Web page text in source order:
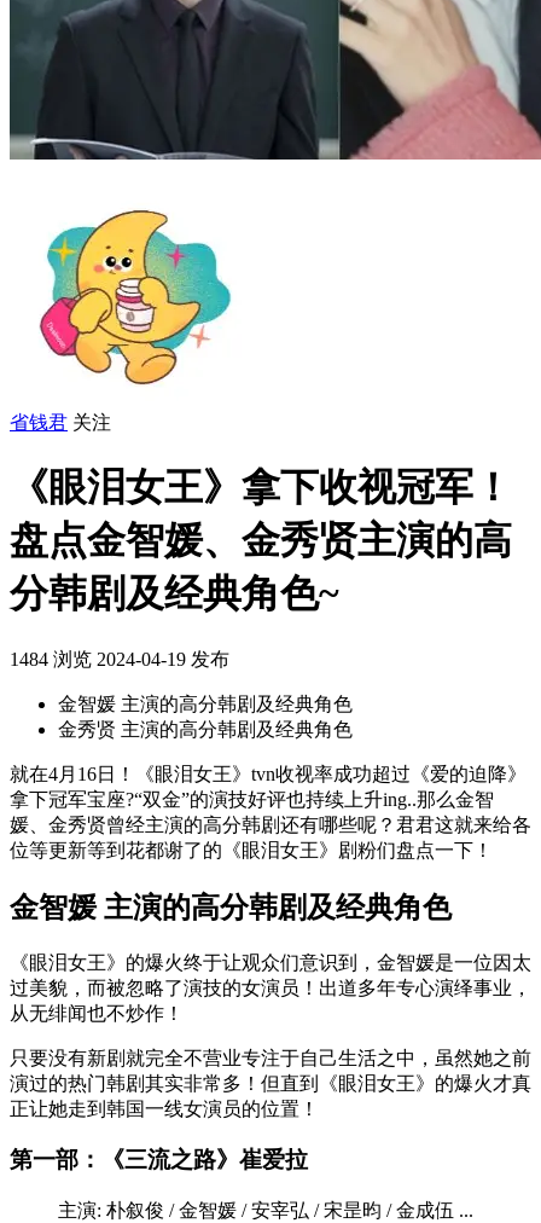
省钱君 关注
《眼泪女王》拿下收视冠军！
盘点金智媛、金秀贤主演的高
分韩剧及经典角色~
1484 浏览 2024-04-19 发布
金智媛 主演的高分韩剧及经典角色
金秀贤 主演的高分韩剧及经典角色
就在4月16日！《眼泪女王》tvn收视率成功超过《爱的迫降》
拿下冠军宝座?“双金”的演技好评也持续上升ing..那么金智
媛、金秀贤曾经主演的高分韩剧还有哪些呢？君君这就来给各
位等更新等到花都谢了的《眼泪女王》剧粉们盘点一下！
金智媛 主演的高分韩剧及经典角色
《眼泪女王》的爆火终于让观众们意识到，金智媛是一位因太
过美貌，而被忽略了演技的女演员！出道多年专心演绎事业，
从无绯闻也不炒作！
只要没有新剧就完全不营业专注于自己生活之中，虽然她之前
演过的热门韩剧其实非常多！但直到《眼泪女王》的爆火才真
正让她走到韩国一线女演员的位置！
第一部：《三流之路》崔爱拉
主演: 朴叙俊 / 金智媛 / 安宰弘 / 宋昰昀 / 金成伍 ...